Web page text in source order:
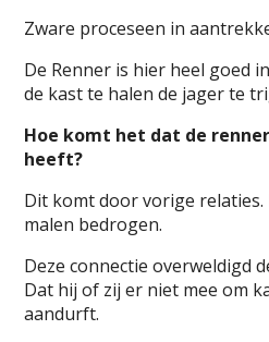
Zware proceseen in
De Renner is hier heel goed
de kast te halen de jager te
Hoe komt het dat de
heeft?
Dit komt door vorige relaties.
malen bedrogen.
Deze connectie overweldigd
Dat hij of zij er niet mee om
aandurft.